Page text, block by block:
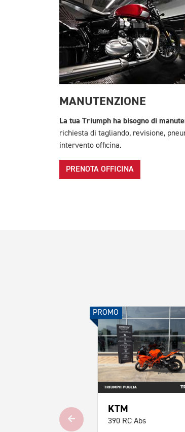
MANUTENZIONE
La tua Triumph ha bisogno di
richiesta di tagliando, revisione,
intervento officina.
PRENOTA OFFICINA
PROMO
KTM
390 RC Abs